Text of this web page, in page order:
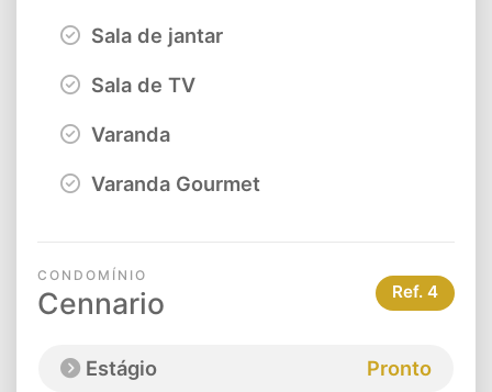
Sala de jantar
Sala de TV
Varanda
Varanda Gourmet
CONDOMÍNIO
Cennario Ref. 4
Estágio
Pronto